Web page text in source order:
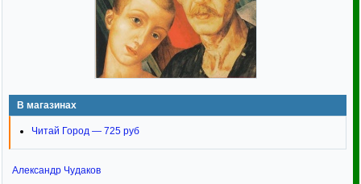
В магазинах
Читай Город — 725 руб
Александр Чудаков